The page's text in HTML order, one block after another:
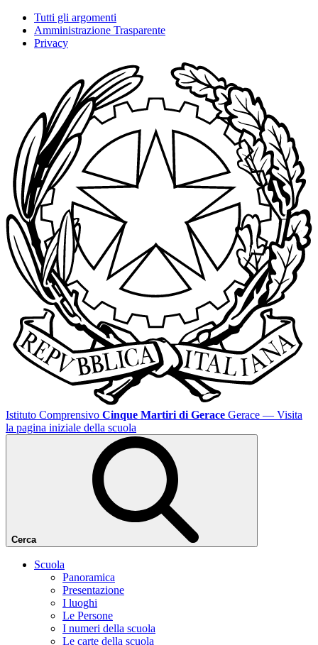
Tutti gli argomenti
Amministrazione Trasparente
Privacy
Istituto Comprensivo Cinque Martiri di Gerace Gerace — Visita
la pagina iniziale della scuola
Cerca
Scuola
Panoramica
Presentazione
I luoghi
Le Persone
I numeri della scuola
Le carte della scuola